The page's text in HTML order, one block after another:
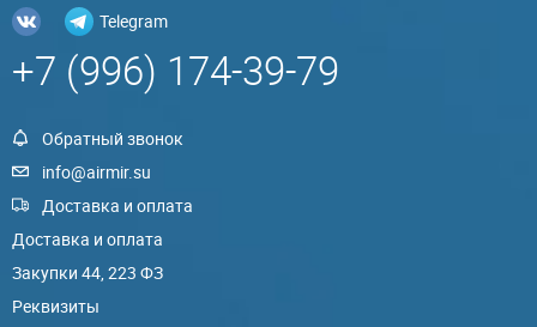
Telegram
+7 (996) 174-39-79
Обратный звонок
info@airmir.su
Доставка и оплата
Доставка и оплата
Закупки 44, 223 ФЗ
Реквизиты